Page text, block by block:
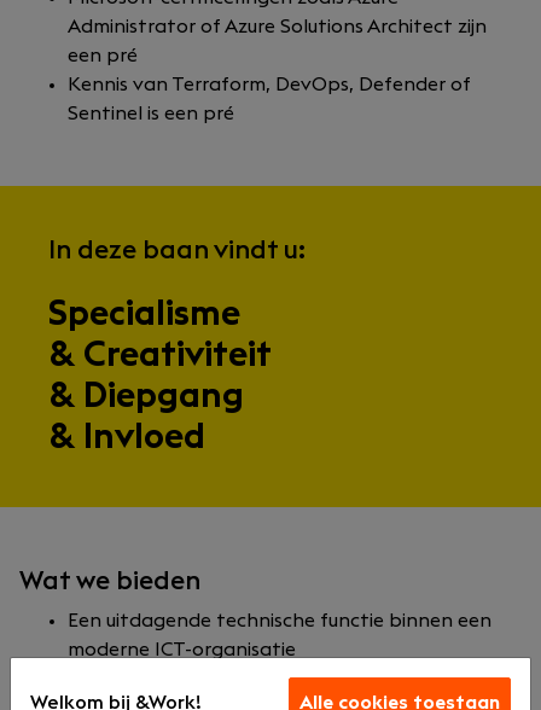
Administrator of Azure Solutions Architect zijn
een pré
Kennis van Terraform, DevOps, Defender of
Sentinel is een pré
In deze baan vindt u:
Specialisme
& Creativiteit
& Diepgang
& Invloed
Wat we bieden
Een uitdagende technische functie binnen een
moderne ICT-organisatie
Werken met de nieuwste Microsoft
Welkom bij &Work! Alle cookies toestaan